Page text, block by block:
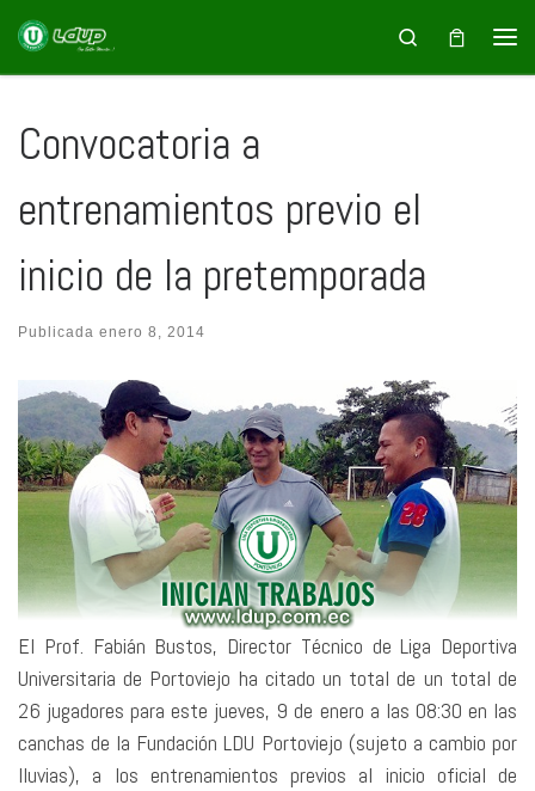
Saltar al contenido Search
Convocatoria a
entrenamientos previo el
inicio de la pretemporada
Publicada enero 8, 2014
El Prof. Fabián Bustos, Director Técnico de Liga Deportiva
Universitaria de Portoviejo ha citado un total de un total de
26 jugadores para este jueves, 9 de enero a las 08:30 en las
canchas de la Fundación LDU Portoviejo (sujeto a cambio por
lluvias), a los entrenamientos previos al inicio oficial de